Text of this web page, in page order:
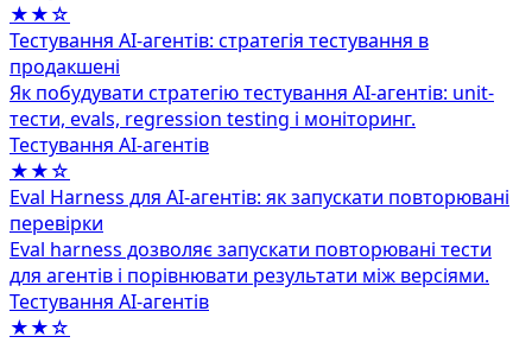
★★☆
Тестування AI-агентів: стратегія тестування в
продакшені
Як побудувати стратегію тестування AI-агентів: unit-
тести, evals, regression testing і моніторинг.
Тестування AI-агентів
★★☆
Eval Harness для AI-агентів: як запускати повторювані
перевірки
Eval harness дозволяє запускати повторювані тести
для агентів і порівнювати результати між версіями.
Тестування AI-агентів
★★☆